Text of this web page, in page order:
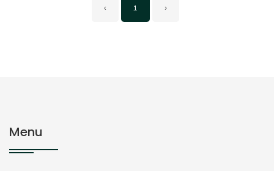
‹ 1 ›
Menu